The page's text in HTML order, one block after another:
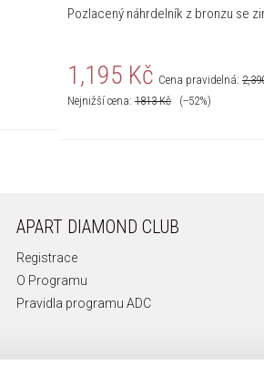
Pozlacený náhrdelník z bronzu se
1,195 Kč Cena pravidelná:
Nejnižší cena: 1813 Kč (--52%)
APART DIAMOND CLUB
Registrace
O Programu
Pravidla programu ADC